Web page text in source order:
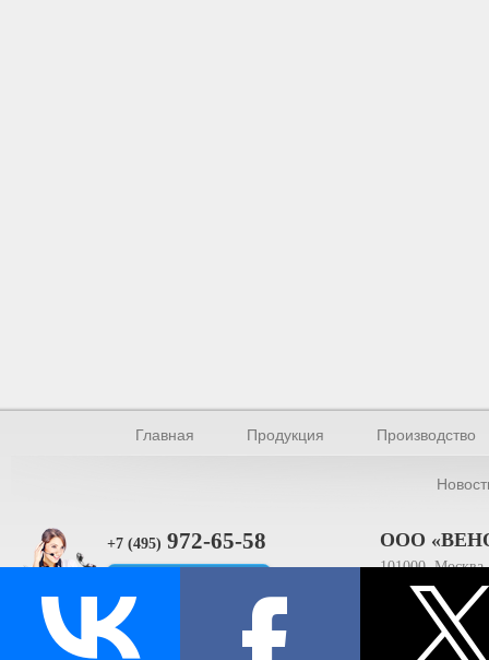
Главная Продукция Производство
+7 (495) 972-65-58 ООО
101000,
ИНН
© Производство уплотнителей и профилей 2026.